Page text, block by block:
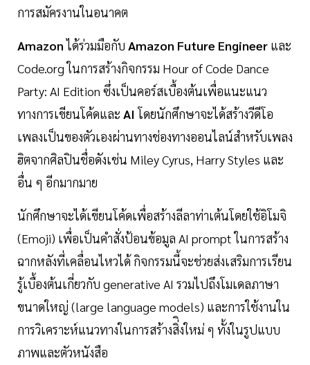
การสมัครงานในอนาคต
Amazonได้ร่วมมือกับ Amazon Future Engineer และ
Code.org ในการสร้างกิจกรรม Hour of Code Dance
Party: AI Edition ซึ่งเป็นคอร์สเบื้องต้นเพื่อแนะแนว
ทางการเขียนโค้ดและ AI โดยนักศึกษาจะได้สร้างวีดีโอ
เพลงเป็นของตัวเองผ่านทางช่องทางออนไลน์สำหรับเพลง
ฮิตจากศิลปินชื่อดังเช่น Miley Cyrus, Harry Styles และ
อื่น ๆ อีกมากมาย
นักศึกษาจะได้เขียนโค้ดเพื่อสร้างลีลาท่าเต้นโดยใช้อิโมจิ
(Emoji) เพื่อเป็นคำสั่งป้อนข้อมูล AI prompt ในการสร้าง
ฉากหลังที่เคลื่อนไหวได้ กิจกรรมนี้จะช่วยส่งเสริมการเรียน
รู้เบื้องต้นเกี่ยวกับ generative AI รวมไปถึงโมเดลภาษา
ขนาดใหญ่ (large language models) และการใช้งานใน
การวิเคราะห์แนวทางในการสร้างสิ่ิงใหม่ ๆ ทั้งในรูปแบบ
ภาพและตัวหนังสือ